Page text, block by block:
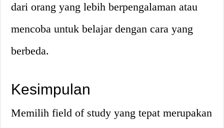
dari orang yang lebih berpengalaman atau
mencoba untuk belajar dengan cara yang
berbeda.
Kesimpulan
Memilih field of study yang tepat merupakan